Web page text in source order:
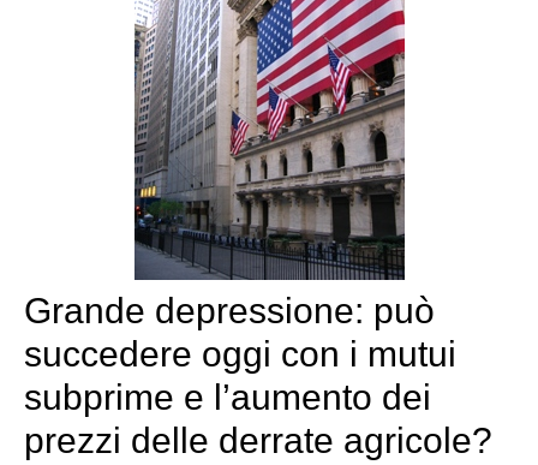
Grande depressione: può
succedere oggi con i mutui
subprime e l’aumento dei
prezzi delle derrate agricole?